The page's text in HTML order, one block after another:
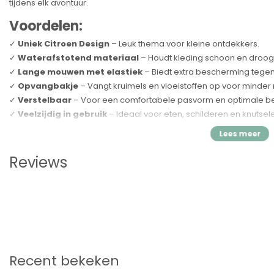
tijdens elk avontuur.
Voordelen:
✓ Uniek Citroen Design – Leuk thema voor kleine ontdekkers.
✓ Waterafstotend materiaal – Houdt kleding schoon en
✓ Lange mouwen met elastiek – Biedt extra bescherming
✓ Opvangbakje – Vangt kruimels en vloeistoffen op voor minder
✓ Verstelbaar – Voor een comfortabele pasvorm en optimale
✓ Veelzijdig in gebruik – Ideaal voor eten, schilderen en
Merk:
Type:Kinderschort – Citroen
Reviews
Recent bekeken